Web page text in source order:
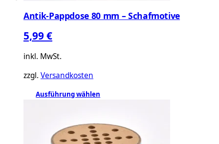
Antik-Pappdose 80 mm – Schafmotive
5,99€
inkl. MwSt.
zzgl. Versandkosten
Ausführung wählen
mehrere
Varianten